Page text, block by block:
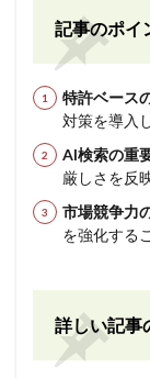
記事のポイ
特許ベース
対策を導入
AI検索の重
厳しさを反
市場競争力
を強化する
詳しい記事